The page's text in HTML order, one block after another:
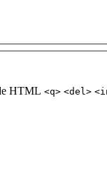
HTML <q> <del>